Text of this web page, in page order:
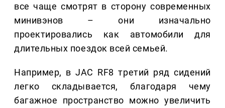
все чаще смотрят в сторону современных
минивэнов – они изначально
проектировались как автомобили для
длительных поездок всей семьей.
Например, в JAC RF8 третий ряд сидений
легко складывается, благодаря чему
багажное пространство можно увеличить